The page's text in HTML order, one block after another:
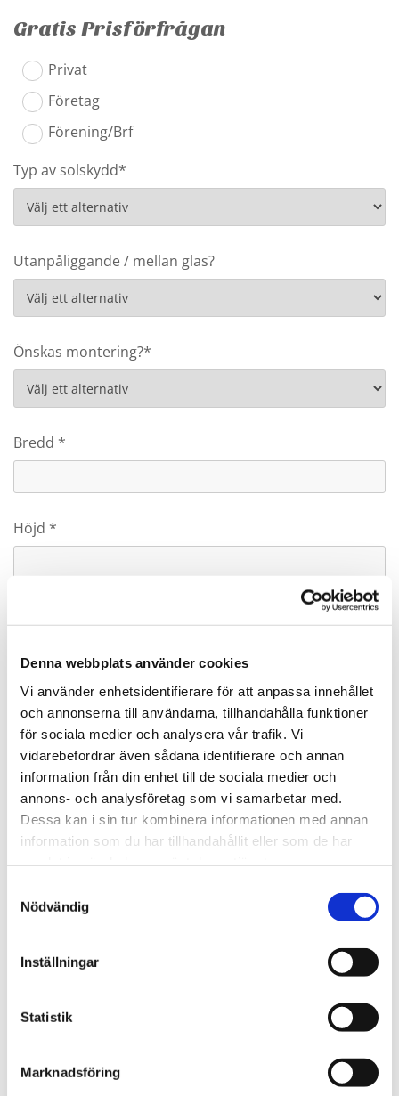
Denna webbplats använder cookies
Vi använder enhetsidentifierare för att anpassa innehållet
och annonserna till användarna, tillhandahålla funktioner
för sociala medier och analysera vår trafik. Vi
vidarebefordrar även sådana identifierare och annan
information från din enhet till de sociala medier och
annons- och analysföretag som vi samarbetar med.
Dessa kan i sin tur kombinera informationen med annan
information som du har tillhandahållit eller som de har
Nödvändig
Inställningar
Statistik
Marknadsföring
Gratis Prisförfrågan
Privat
Företag
Förening/Brf
Typ av solskydd*
Utanpåliggande / mellan glas?
Önskas montering?*
Bredd *
Höjd *
Bifoga bilder eller fil
Välj FIL
Ingen fil vald
Meddelande
Företag / Fastighetsägare / BRF